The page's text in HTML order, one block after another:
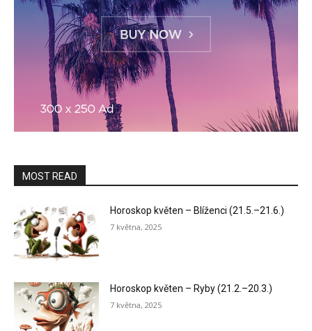
MOST READ
Horoskop květen – Blíženci (21.5.–21.6.)
7 května, 2025
Horoskop květen – Ryby (21.2.–20.3.)
7 května, 2025